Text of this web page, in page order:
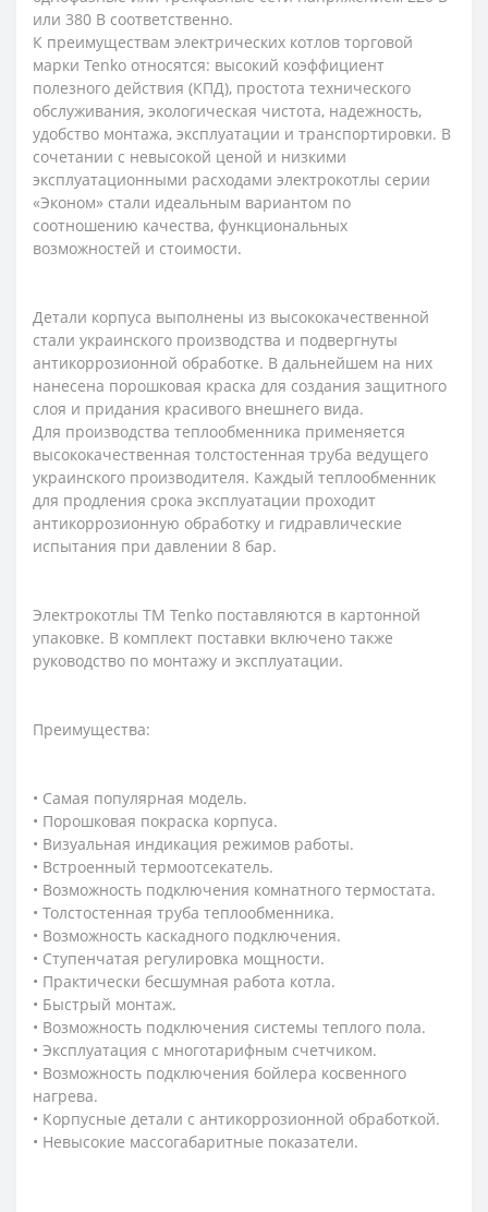
или 380 В соответственно.
К преимуществам электрических котлов торговой
марки Tenko относятся: высокий коэффициент
полезного действия (КПД), простота технического
обслуживания, экологическая чистота, надежность,
удобство монтажа, эксплуатации и транспортировки. В
сочетании с невысокой ценой и низкими
эксплуатационными расходами электрокотлы серии
«Эконом» стали идеальным вариантом по
соотношению качества, функциональных
возможностей и стоимости.
Детали корпуса выполнены из высококачественной
стали украинского производства и подвергнуты
антикоррозионной обработке. В дальнейшем на них
нанесена порошковая краска для создания защитного
слоя и придания красивого внешнего вида.
Для производства теплообменника применяется
высококачественная толстостенная труба ведущего
украинского производителя. Каждый теплообменник
для продления срока эксплуатации проходит
антикоррозионную обработку и гидравлические
испытания при давлении 8 бар.
Электрокотлы ТМ Tenko поставляются в картонной
упаковке. В комплект поставки включено также
руководство по монтажу и эксплуатации.
Преимущества:
• Самая популярная модель.
• Порошковая покраска корпуса.
• Визуальная индикация режимов работы.
• Встроенный термоотсекатель.
• Возможность подключения комнатного термостата.
• Толстостенная труба теплообменника.
• Возможность каскадного подключения.
• Ступенчатая регулировка мощности.
• Практически бесшумная работа котла.
• Быстрый монтаж.
• Возможность подключения системы теплого пола.
• Эксплуатация с многотарифным счетчиком.
• Возможность подключения бойлера косвенного
нагрева.
• Корпусные детали с антикоррозионной обработкой.
• Невысокие массогабаритные показатели.